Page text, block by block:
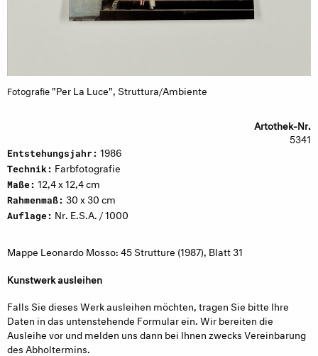
Fotografie"Per La Luce", Struttura/Ambiente
Artothek-Nr.
5341
Entstehungsjahr: 1986
Technik: Farbfotografie
Maße: 12,4 x 12,4 cm
Rahmenmaß: 30 x 30 cm
Auflage: Nr. E.S.A. / 1000
Mappe Leonardo Mosso: 45 Strutture (1987), Blatt 31
Kunstwerk ausleihen
Falls Sie dieses Werk ausleihen möchten, tragen Sie bitte Ihre
Daten in das untenstehende Formular ein. Wir bereiten die
Ausleihe vor und melden uns dann bei Ihnen zwecks Vereinbarung
des Abholtermins.